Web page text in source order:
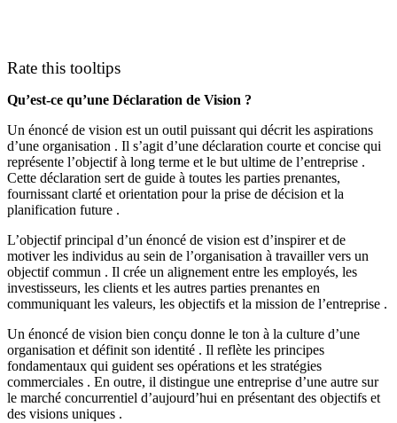
Rate this tooltips
Qu’est-ce qu’une Déclaration de Vision ?
Un énoncé de vision est un outil puissant qui décrit les aspirations
d’une organisation . Il s’agit d’une déclaration courte et concise qui
représente l’objectif à long terme et le but ultime de l’entreprise .
Cette déclaration sert de guide à toutes les parties prenantes,
fournissant clarté et orientation pour la prise de décision et la
planification future .
L’objectif principal d’un énoncé de vision est d’inspirer et de
motiver les individus au sein de l’organisation à travailler vers un
objectif commun . Il crée un alignement entre les employés, les
investisseurs, les clients et les autres parties prenantes en
communiquant les valeurs, les objectifs et la mission de l’entreprise .
Un énoncé de vision bien conçu donne le ton à la culture d’une
organisation et définit son identité . Il reflète les principes
fondamentaux qui guident ses opérations et les stratégies
commerciales . En outre, il distingue une entreprise d’une autre sur
le marché concurrentiel d’aujourd’hui en présentant des objectifs et
des visions uniques .